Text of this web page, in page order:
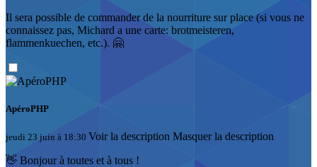
Il sera possible de commander de la nourriture sur place (si vous ne
connaissez pas, Michard a une carte: brotmeisteren,
flammenkuechen, etc.). 🤗
ApéroPHP
jeudi 23 juin à 18:30 Voir la description Masquer la description
👋 Bonjour à toutes et à tous !